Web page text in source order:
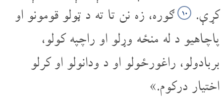
کړې.
۱۰ ګوره، زه نن تا ته د ټولو قومونو او
پاچاهیو د له منځه وړلو او راچپه کولو،
بربادولو، راغورځولو او د ودانولو او کرلو
اختیار درکوم.»